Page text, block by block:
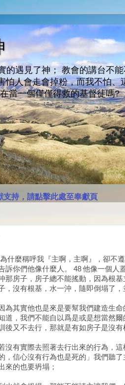
的遇見了神； 教會的講台不
怕人會走會掉粉，而我不怕
當一個僅僅得救的基督徒嗎?
持，請點擊此處至奉獻頁
什麼稱呼我『主啊，主啊』，卻不
訴你們他像什麼人。 48 他像一個人
那房子，房子總不能搖動，因為根
，沒有根基，水一沖，隨即倒塌了，
為其實他也是來是要幫我們建造生
道，我們不能自以爲是或是想當然
後又不去行，那就是有如房子是沒有
沒有實際去照著去行出來的行為，
，信心沒有行為也是死的」我們聽
來的也要坍塌；